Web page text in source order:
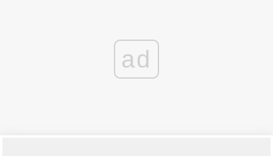
ad